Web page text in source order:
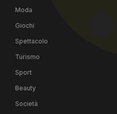
Moda
Giochi
Spettacolo
Turismo
Sport
Beauty
Società